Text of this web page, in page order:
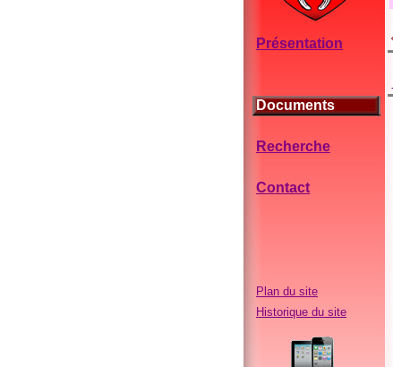
Présentation
Documents
Recherche
Contact
Plan du site
Historique du site